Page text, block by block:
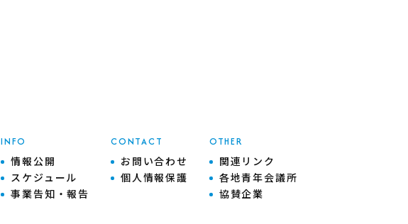
INFO
情報公開
スケジュール
事業告知・報告
CONTACT
お問い合わせ
個人情報保護
OTHER
関連リンク
各地青年会議所
協賛企業